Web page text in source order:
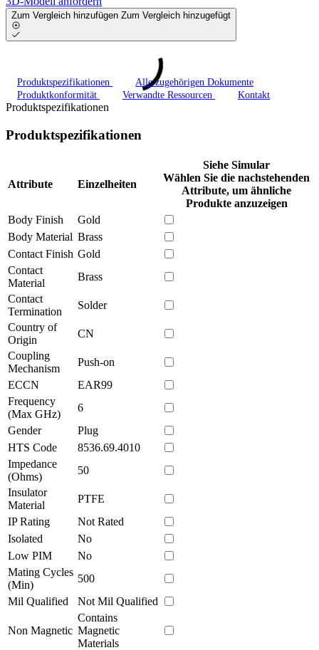
Zum Vergleich hinzufügen Zum Vergleich hinzugefügt
Produktspezifikationen
Alle zugehörigen Dokumente
Produktkonformität
Verwandte Ressourcen Kontakt
Produktspezifikationen
Produktspezifikationen
Attribute Einzelheiten
Siehe Simular
Wählen Sie die nachstehenden
Attribute, um ähnliche
Produkte anzuzeigen
Body Finish
Gold
Body Material Brass
Contact Finish Gold
Contact
Material
Brass
Contact
Termination
Solder
Country of
Origin
CN
Coupling
Mechanism
Push-on
ECCN
EAR99
Frequency
(Max GHz)
6
Gender
Plug
HTS Code
8536.69.4010
Impedance
(Ohms)
50
Insulator
Material
PTFE
IP Rating
Not Rated
Isolated
No
Low PIM
No
Mating Cycles
(Min)
500
Mil Qualified
Not Mil Qualified
Non Magnetic
Contains
Magnetic
Materials